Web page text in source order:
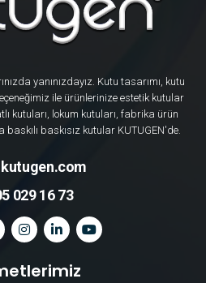
yanınızdayız. Kutu tasarımı, kutu
ile ürünlerinize estetik kutular
kutuları, lokum kutuları, fabrika ürün
baskısız kutular KUTUGEN'de.
029 16 73